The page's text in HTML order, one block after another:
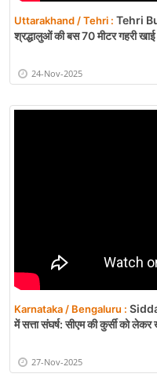
Uttarakhand / Tehri : Tehri
श्रद्धालुओं की बस 70 मीटर गहरी खाई
24-Nov-2025
Karnataka / Bengaluru :
में सत्ता संघर्ष: सीएम की कुर्सी को
27-Nov-2025